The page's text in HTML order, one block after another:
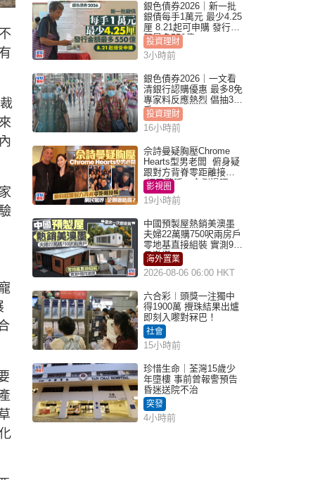
銀色債券2026｜新一批
銀債每手1萬元 最少4.25
厘 8.21起可申購 發行金
額最多550億
投資理財
3小時前
銀色債券2026｜一文看
清銀行認購優惠 最多8免
專家料反應熱烈 倡抽30
手
投資理財
16小時前
佘詩曼疑胸壓Chrome
Hearts型男老闆 俯身疑
跟對方背脊零距離接觸
網民驚呼：企側邊唔
得？
影視圈
19小時前
中國預製屋熱銷美澳墨
夫婦22萬購750呎兩房戶
零地基直接組裝 實測9個
月激讚
海外置業
2026-08-06 06:00 HKT
六合彩︱頭獎一注獨中
得1900萬 攪珠結果出爐
即刻入嚟對冧巴！
社會
15小時前
珍惜生命｜荃灣15歲少
年墮樓 事前曾報警預告
昏迷送院不治
突發
4小時前